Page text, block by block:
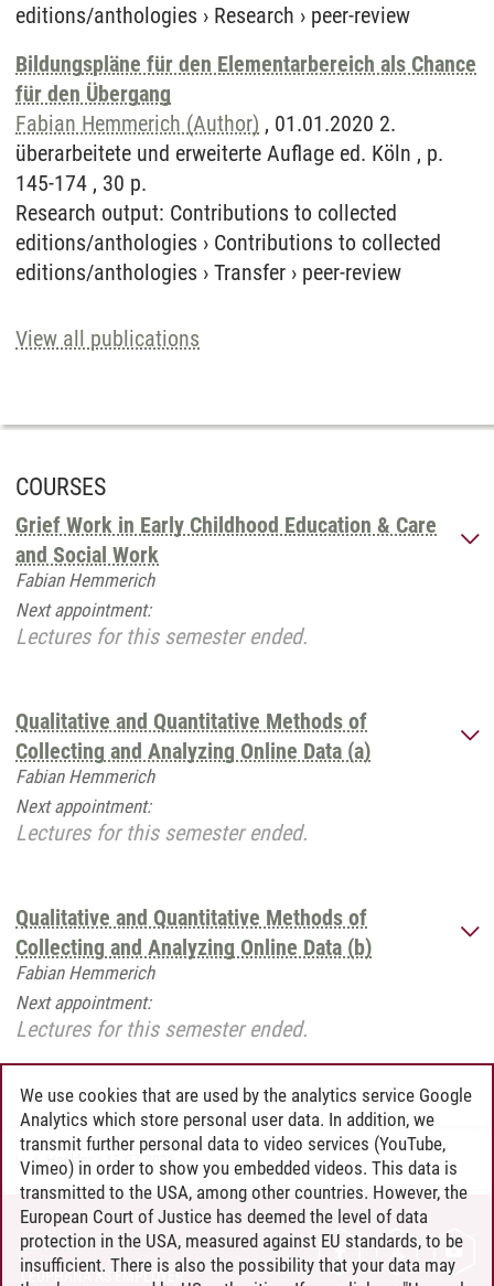
editions/anthologies › Research › peer-review
Bildungspläne für den Elementarbereich als Chance
für den Übergang
Fabian Hemmerich (Author) , 01.01.2020 2.
überarbeitete und erweiterte Auflage ed. Köln , p.
145-174 , 30 p.
Research output: Contributions to collected
editions/anthologies › Contributions to collected
editions/anthologies › Transfer › peer-review
View all publications
COURSES
Grief Work in Early Childhood Education & Care
and Social Work
Fabian Hemmerich
Next appointment:
Lectures for this semester ended.
Qualitative and Quantitative Methods of
Collecting and Analyzing Online Data (a)
Fabian Hemmerich
Next appointment:
Lectures for this semester ended.
Qualitative and Quantitative Methods of
Collecting and Analyzing Online Data (b)
Fabian Hemmerich
Next appointment:
Lectures for this semester ended.
L. J. Heckler 18.07.2026
CONTACT
LEUPHANA AS EMPLOYER
We use cookies that are used by the analytics service Google
Analytics which store personal user data. In addition, we
transmit further personal data to video services (YouTube,
Vimeo) in order to show you embedded videos. This data is
transmitted to the USA, among other countries. However, the
European Court of Justice has deemed the level of data
protection in the USA, measured against EU standards, to be
insufficient. There is also the possibility that your data may